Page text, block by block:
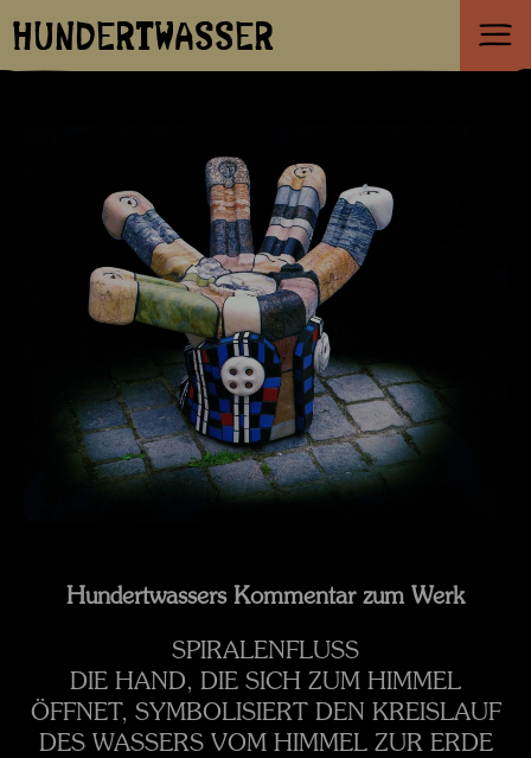
HUNDERTWASSER
Hundertwassers Kommentar zum Werk
SPIRALENFLUSS
DIE HAND, DIE SICH ZUM HIMMEL
ÖFFNET, SYMBOLISIERT DEN KREISLAUF
DES WASSERS VOM HIMMEL ZUR ERDE